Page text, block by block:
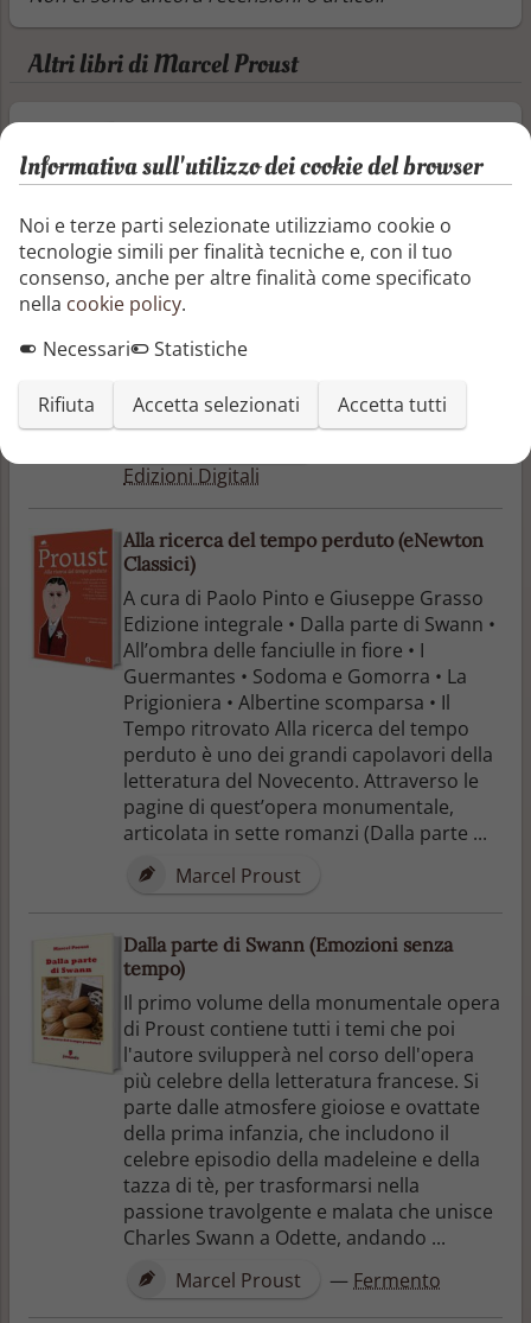
Altri libri di Marcel Proust
Pubblicato nel 1896, “L’indifferente” è un
racconto che ha nel corpus delle opere di
Marcel Proust una collocazione
particolare. Escluso dal suo autore dalla
raccolta di prose e poesie “Les plaisirs et
les jours”, cadde nell’oblio fino al 1978
quando il curatore dell’edizione critica
dell’epistolario proustiano la riscoprì
lettera del 1910 in cui lo ...
Edizioni Digitali
Alla ricerca del tempo perduto (eNewton
Classici)
A cura di Paolo Pinto e Giuseppe Grasso
Edizione integrale • Dalla parte di Swann •
All’ombra delle fanciulle in fiore • I
Guermantes • Sodoma e Gomorra • La
Prigioniera • Albertine scomparsa • Il
Tempo ritrovato Alla ricerca del tempo
perduto è uno dei grandi capolavori della
letteratura del Novecento. Attraverso le
pagine di quest’opera monumentale,
articolata in sette romanzi (Dalla parte ...
Marcel Proust
Dalla parte di Swann (Emozioni senza
tempo)
Il primo volume della monumentale opera
di Proust contiene tutti i temi che poi
l'autore svilupperà nel corso dell'opera
più celebre della letteratura francese. Si
parte dalle atmosfere gioiose e ovattate
della prima infanzia, che includono il
celebre episodio della madeleine e della
tazza di tè, per trasformarsi nella
passione travolgente e malata che unisce
Charles Swann a Odette, andando ...
Marcel Proust
— Fermento
Informativa sull'utilizzo dei cookie del browser
Noi e terze parti selezionate utilizziamo cookie o
tecnologie simili per finalità tecniche e, con il tuo
consenso, anche per altre finalità come specificato
nella cookie policy.
Necessari
Statistiche
Rifiuta Accetta selezionati Accetta tutti